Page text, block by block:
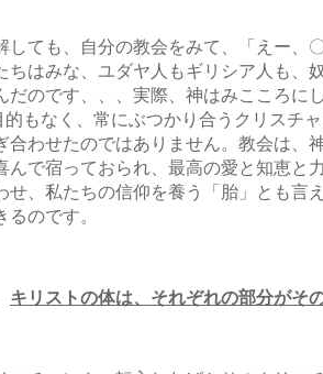
しても、自分の教会をみて、「えー
ちはみな、ユダヤ人もギリシア人も
だのです、、、実際、神はみこころ
もなく、常にぶつかり合うクリスチ
合わせたのではありません。教会は
んで宿っておられ、最高の愛と知恵
せ、私たちの信仰を養う「胎」とも
のです。
キリストの体は、それぞれの部分がそ